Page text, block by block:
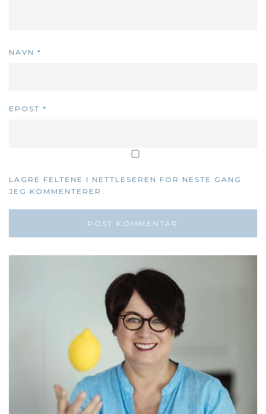
NAVN *
EPOST *
LAGRE FELTENE I NETTLESEREN FOR NESTE GANG
JEG KOMMENTERER.